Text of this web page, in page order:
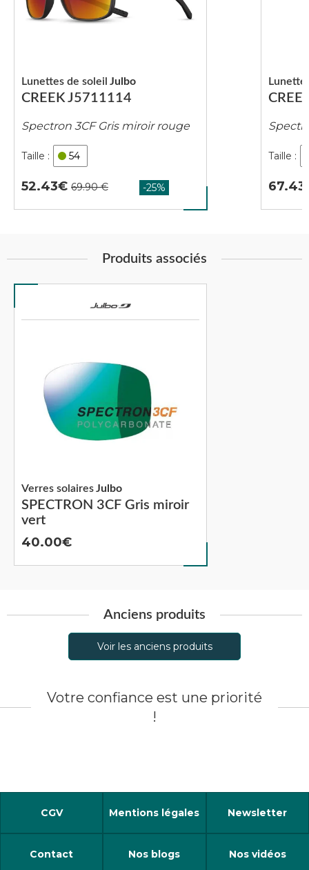
CREEK J5711114
Lunettes de soleil Julbo
Spectron 3CF Gris miroir rouge
54
52.43 67.43
Produits associés
SPECTRON 3CF Gris miroir
vert
Verres solairesJulbo
40.00
Anciens produits
Voir les anciens produits
Votre confiance est une priorité
!
CGV Mentions légales Newsletter
Contact Nos blogs Nos vidéos